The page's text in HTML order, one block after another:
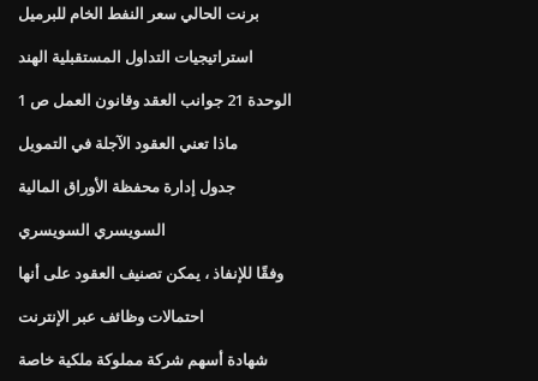
برنت الحالي سعر النفط الخام للبرميل
استراتيجيات التداول المستقبلية الهند
الوحدة 21 جوانب العقد وقانون العمل ص 1
ماذا تعني العقود الآجلة في التمويل
جدول إدارة محفظة الأوراق المالية
السويسري السويسري
وفقًا للإنفاذ ، يمكن تصنيف العقود على أنها
احتمالات وظائف عبر الإنترنت
شهادة أسهم شركة مملوكة ملكية خاصة